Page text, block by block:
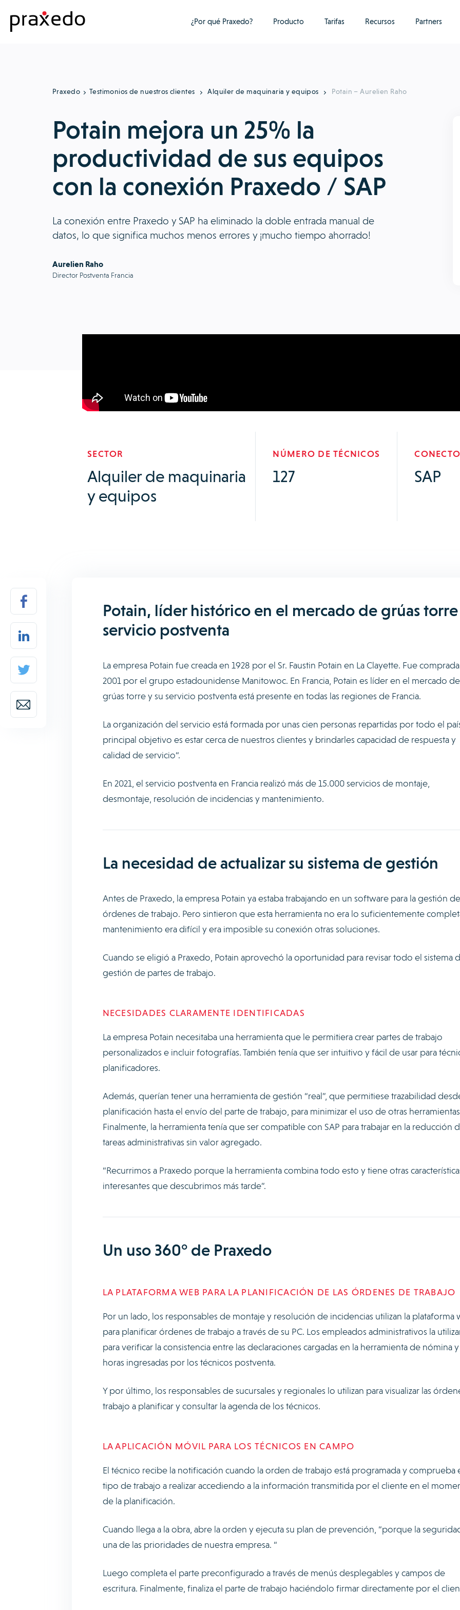
¿Por qué Praxedo? Producto Tarifas Recursos Partners
Praxedo Testimonios de nuestros clientes Alquiler de maquinaria y equipos Potain – Aurelien Raho
Potain mejora un 25% la
productividad de sus equipos
con la conexión Praxedo / SAP
La conexión entre Praxedo y SAP ha eliminado la doble entrada manual de
datos, lo que significa muchos menos errores y ¡mucho tiempo ahorrado!
Aurelien Raho
Director Postventa Francia
SECTOR
Alquiler de maquinaria
y equipos
NÚMERO DE TÉCNICOS
127 SAP
Potain, líder histórico en el mercado de grúas torre
servicio postventa
La empresa Potain fue creada en 1928 por el Sr. Faustin Potain en La Clayette. Fue
2001 por el grupo estadounidense Manitowoc. En Francia, Potain es líder en el mercado de
grúas torre y su servicio postventa está presente en todas las regiones de Francia.
La organización del servicio está formada por unas cien personas repartidas por todo el
principal objetivo es estar cerca de nuestros clientes y brindarles capacidad de respuesta y
calidad de servicio“.
En 2021, el servicio postventa en Francia realizó más de 15.000 servicios de montaje,
desmontaje, resolución de incidencias y mantenimiento.
La necesidad de actualizar su sistema de gestión
Antes de Praxedo, la empresa Potain ya estaba trabajando en un software para la gestión
órdenes de trabajo. Pero sintieron que esta herramienta no era lo suficientemente
mantenimiento era difícil y era imposible su conexión otras soluciones.
Cuando se eligió a Praxedo, Potain aprovechó la oportunidad para revisar todo el sistema
gestión de partes de trabajo.
NECESIDADES CLARAMENTE IDENTIFICADAS
La empresa Potain necesitaba una herramienta que le permitiera crear partes de trabajo
personalizados e incluir fotografías. También tenía que ser intuitivo y fácil de usar para
planificadores.
Además, querían tener una herramienta de gestión “real”, que permitiese trazabilidad
planificación hasta el envío del parte de trabajo, para minimizar el uso de otras
Finalmente, la herramienta tenía que ser compatible con SAP para trabajar en la reducción
tareas administrativas sin valor agregado.
“Recurrimos a Praxedo porque la herramienta combina todo esto y tiene otras
interesantes que descubrimos más tarde”.
Un uso 360° de Praxedo
LA PLATAFORMA WEB PARA LA PLANIFICACIÓN DE LAS ÓRDENES DE TRABAJO
Por un lado, los responsables de montaje y resolución de incidencias utilizan la plataforma
para planificar órdenes de trabajo a través de su PC. Los empleados administrativos la
para verificar la consistencia entre las declaraciones cargadas en la herramienta de nómina y
horas ingresadas por los técnicos postventa.
Y por último, los responsables de sucursales y regionales lo utilizan para visualizar las
trabajo a planificar y consultar la agenda de los técnicos.
LA APLICACIÓN MÓVIL PARA LOS TÉCNICOS EN CAMPO
El técnico recibe la notificación cuando la orden de trabajo está programada y comprueba
tipo de trabajo a realizar accediendo a la información transmitida por el cliente en el
de la planificación.
Cuando llega a la obra, abre la orden y ejecuta su plan de prevención, “porque la
una de las prioridades de nuestra empresa. “
Luego completa el parte preconfigurado a través de menús desplegables y campos de
escritura. Finalmente, finaliza el parte de trabajo haciéndolo firmar directamente por el